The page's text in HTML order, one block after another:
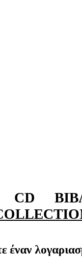
CD
έναν